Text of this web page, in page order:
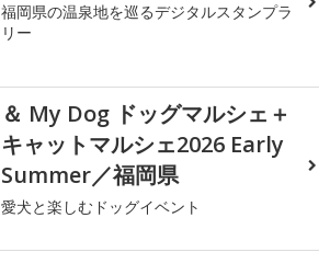
福岡県の温泉地を巡るデジタルスタンプラ
リー
＆ My Dog ドッグマルシェ＋
キャットマルシェ2026 Early
Summer／福岡県
愛犬と楽しむドッグイベント